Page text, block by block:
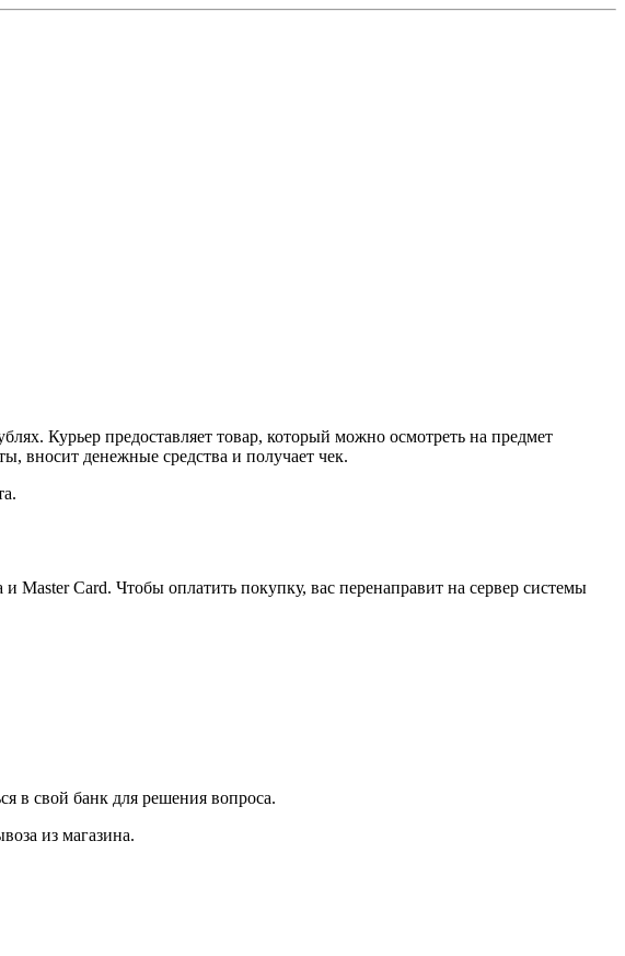
Курьер предоставляет товар, который можно осмотреть на предмет
вносит денежные средства и получает чек.
Card. Чтобы оплатить покупку, вас перенаправит на сервер системы
в свой банк для решения вопроса.
из магазина.